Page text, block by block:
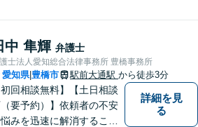
】親しみやすく、信頼い
ける人間性を大切にして
ます。お気軽にご相談くだ
い。
中 隼輝 弁護士
士法人愛知総合法律事務所 豊橋事務所
愛知県| 豊橋市 駅前大通駅 から徒歩3分
初回相談無料】【土日相談
要予約）】依頼者の不安
みを迅速に解消すること
詳細を見
る